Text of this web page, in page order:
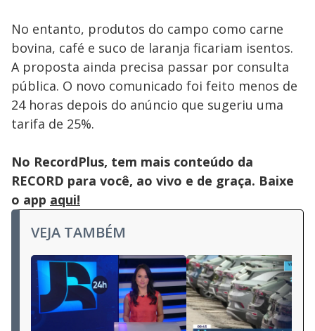
No entanto, produtos do campo como carne
bovina, café e suco de laranja ficariam isentos.
A proposta ainda precisa passar por consulta
pública. O novo comunicado foi feito menos de
24 horas depois do anúncio que sugeriu uma
tarifa de 25%.
No RecordPlus, tem mais conteúdo da
RECORD para você, ao vivo e de graça. Baixe
o app aqui!
VEJA TAMBÉM